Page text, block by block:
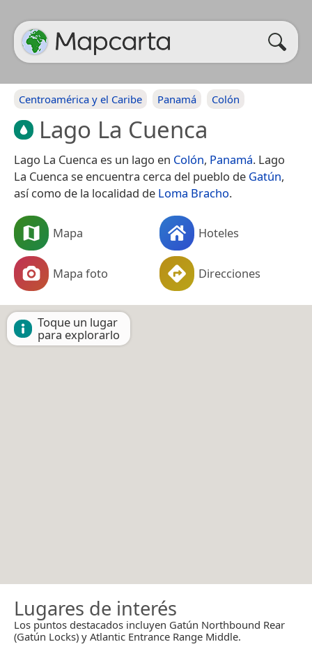
Centroamérica y el Caribe Panamá Colón
Lago La Cuenca
Lago La Cuenca es un lago en Colón, Panamá. Lago
La Cuenca se encuentra cerca del pueblo de Gatún,
así como de la localidad de Loma Bracho.
Mapa Hoteles
Mapa foto Direcciones
Toque un lugar
para explorarlo
Lugares de interés
Los puntos destacados incluyen Gatún Northbound Rear
(Gatún Locks) y Atlantic Entrance Range Middle.